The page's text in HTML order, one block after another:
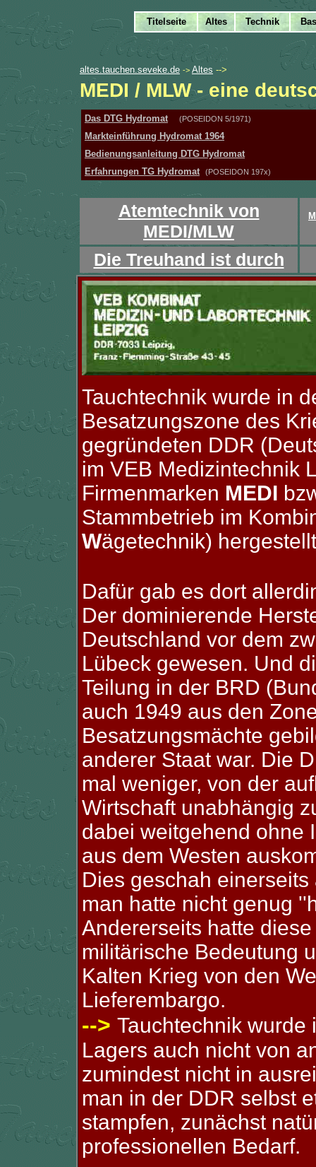
altes.tauchen.seveke.de -> Altes -->
MEDI / MLW - eine
Atemtechnik von
MEDI/MLW
Die Treuhand ist durch
Tauchtechnik wurde in
Besatzungszone des
gegründeten DDR
im VEB Medizintechnik
Firmenmarken MEDI
Stammbetrieb im
Wägetechnik)
Dafür gab es dort
Der dominierende
Deutschland vor dem
Lübeck gewesen. Und
Teilung in der BRD
auch 1949 aus den
Besatzungsmächte
anderer Staat war. Die
mal weniger, von der
Wirtschaft unabhängig
dabei weitgehend ohne
aus dem Westen
Dies geschah
man hatte nicht genug
Andererseits hatte
militärische Bedeutung
Kalten Krieg von den
Lieferembargo.
--> Tauchtechnik
Lagers auch nicht von
zumindest nicht in
man in der DDR selbst
stampfen, zunächst
professionellen Bedarf.